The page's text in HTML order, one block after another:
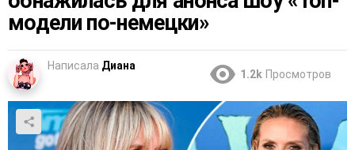
модели по-немецки»
Написала Диана
1.2k Просмотров